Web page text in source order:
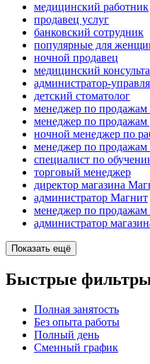
медицинский работник
продавец услуг
банковский сотрудник
популярные для
ночной продавец
медицинский
администратор-
детский стоматолог
менеджер по продажам
менеджер по продажам
ночной менеджер по
менеджер по продажам
специалист по
торговый менеджер
директор магазина
администратор Магнит
менеджер по
администратор
Показать ещё
Быстрые фильтры
Полная занятость
Без опыта работы
Полный день
Сменный график